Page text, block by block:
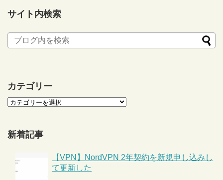
サイト内検索
カテゴリー
新着記事
【VPN】NordVPN 2年契約を新規申し込みし
て更新した